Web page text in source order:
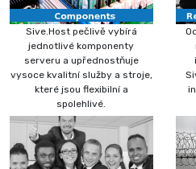
Sive.Host pečlivě vybírá
jednotlivé komponenty
serveru a upřednostňuje
vysoce kvalitní služby a stroje,
které jsou flexibilní a
spolehlivé.